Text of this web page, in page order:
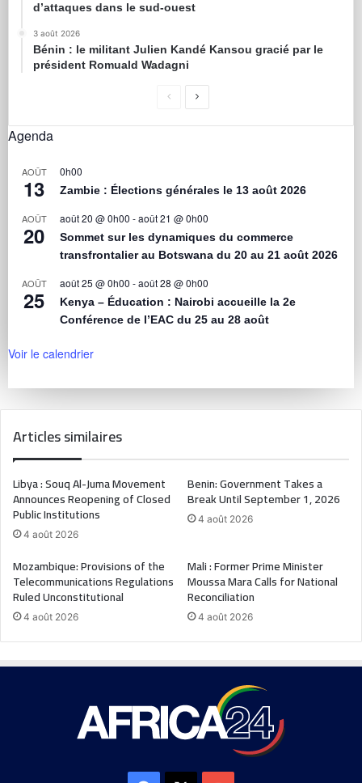
d’attaques dans le sud-ouest
3 août 2026
Bénin : le militant Julien Kandé Kansou gracié par le
président Romuald Wadagni
Agenda
AOÛT
13
0h00
Zambie : Élections générales le 13 août 2026
AOÛT
20
août 20 @ 0h00 -août 21 @ 0h00
Sommet sur les dynamiques du commerce
transfrontalier au Botswana du 20 au 21 août 2026
AOÛT
25
août 25 @ 0h00 -août 28 @ 0h00
Kenya – Éducation : Nairobi accueille la 2e
Conférence de l’EAC du 25 au 28 août
Voir le calendrier
Articles similaires
Libya : Souq Al-Juma Movement
Announces Reopening of Closed
Public Institutions
4 août 2026
Benin: Government Takes a
Break Until September 1, 2026
4 août 2026
Mozambique: Provisions of the
Telecommunications Regulations
Ruled Unconstitutional
4 août 2026
Mali : Former Prime Minister
Moussa Mara Calls for National
Reconciliation
4 août 2026